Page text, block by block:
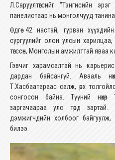
Л.Саруултөгсийг “Тэнгисийн
панелистаар нь монголчууд танина.
Өдгөө 42 настай, гурван
сургуулийг олон улсын
төгссөн, Монголын амжилттай яваа
Гэвчиг харамсалтай нь
дардан байсангүй. Авааль
Т.Хасбаатараас салж, өрх
сонгосон байна. Түүний
заргачаараа улс төрд зартай.
дэмжигчдийн холбоог
билээ.